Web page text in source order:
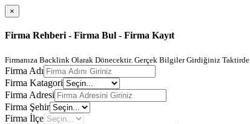
×
Firma Rehberi - Firma Bul - Firma Kayıt
Firmanıza Backlink Olarak Dönecektir. Gerçek Bilgiler Girdiğiniz Taktirde
Firma Adı
Firma Katagori
Firma Adresi
Firma Şehir
Firma İlçe